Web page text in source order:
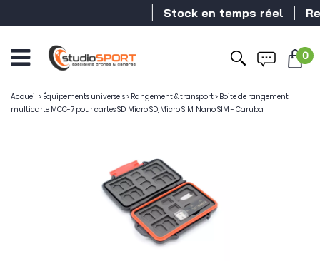
Stock en temps réel
0
Accueil > Équipements universels> Rangement & transport> Boite de rangement
multicarte MCC-7 pour cartes SD, Micro SD, Micro SIM, Nano SIM - Caruba